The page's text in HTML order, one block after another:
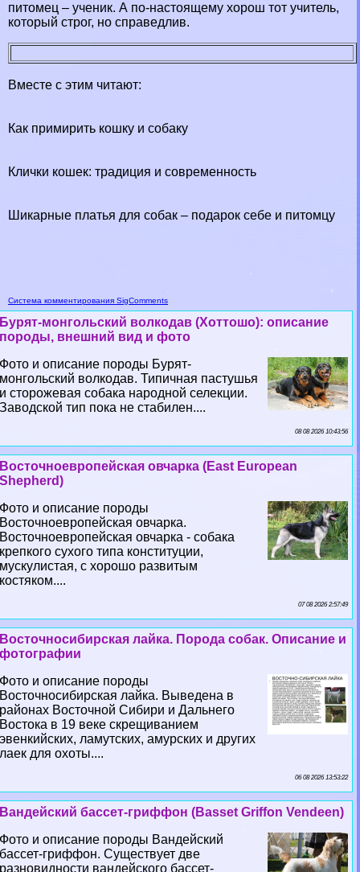
питомец – ученик. А по-настоящему хорош тот учитель,
который строг, но справедлив.
Вместе с этим читают:
Как примирить кошку и собаку
Клички кошек: традиция и современность
Шикарные платья для собак – подарок себе и питомцу
Система комментирования SigComments
Бурят-монгольский волкодав (Хоттошо): описание
породы, внешний вид и фото
Фото и описание породы Бурят-
монгольский волкодав. Типичная пастушья
и сторожевая собака народной селекции.
Заводской тип пока не стабилен....
08 08 2026 10:43:56
Восточноевропейская овчарка (East European
Shepherd)
Фото и описание породы
Восточноевропейская овчарка.
Восточноевропейская овчарка - собака
крепкого сухого типа конституции,
мускулистая, с хорошо развитым
костяком....
07 08 2026 2:57:49
Восточносибирская лайка. Порода собак. Описание и
фотографии
Фото и описание породы
Восточносибирская лайка. Выведена в
районах Восточной Сибири и Дальнего
Востока в 19 веке скрещиванием
эвенкийских, ламутских, амурских и других
лаек для охоты....
06 08 2026 13:53:22
Вандейский бассет-гриффон (Basset Griffon Vendeen)
Фото и описание породы Вандейский
бассет-гриффон. Существует две
разновидности вандейского бассет-